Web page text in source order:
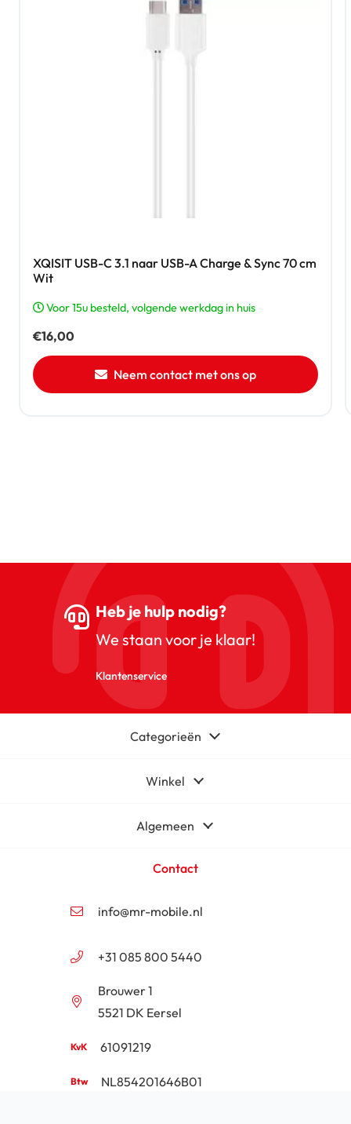
XQISIT USB-C 3.1 naar USB-A Charge & Sync 70 cm
Wit
Voor 15u besteld, volgende werkdag in huis
€16,00
Neem contact met ons op
Heb je hulp nodig?
We staan voor je klaar!
Klantenservice
Categorieën
Winkel
Algemeen
Contact
info@mr-mobile.nl
+31 085 800 5440
Brouwer 1
5521 DK Eersel
61091219
NL854201646B01